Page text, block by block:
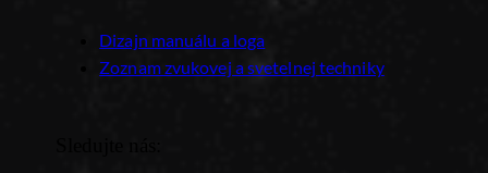
Dizajn manuálu a loga
Zoznam zvukovej a svetelnej techniky